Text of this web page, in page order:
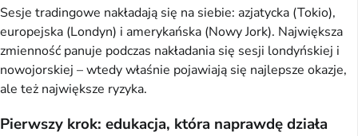
Sesje tradingowe nakładają się na siebie: azjatycka (Tokio),
europejska (Londyn) i amerykańska (Nowy Jork). Największa
zmienność panuje podczas nakładania się sesji londyńskiej i
nowojorskiej – wtedy właśnie pojawiają się najlepsze okazje,
ale też największe ryzyka.
Pierwszy krok: edukacja, która naprawdę działa